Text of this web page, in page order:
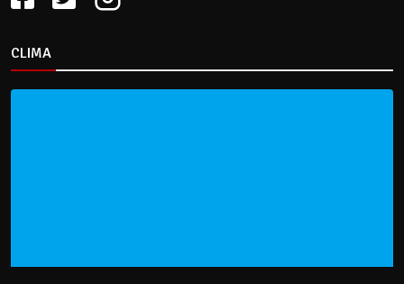
CLIMA